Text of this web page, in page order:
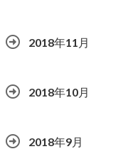
2018年11月
2018年10月
2018年9月